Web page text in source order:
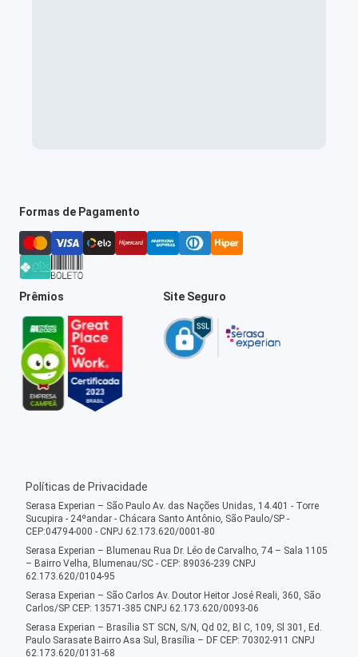
Formas de Pagamento
Prêmios Site Seguro
Políticas de Privacidade
Serasa Experian – São Paulo Av. das Nações Unidas, 14.401 - Torre
Sucupira - 24ºandar - Chácara Santo Antônio, São Paulo/SP -
CEP:04794-000 - CNPJ 62.173.620/0001-80
Serasa Experian – Blumenau Rua Dr. Léo de Carvalho, 74 – Sala 1105
– Bairro Velha, Blumenau/SC - CEP: 89036-239 CNPJ
62.173.620/0104-95
Serasa Experian – São Carlos Av. Doutor Heitor José Reali, 360, São
Carlos/SP CEP: 13571-385 CNPJ 62.173.620/0093-06
Serasa Experian – Brasília ST SCN, S/N, Qd 02, Bl C, 109, Sl 301, Ed.
Paulo Sarasate Bairro Asa Sul, Brasília – DF CEP: 70302-911 CNPJ
62.173.620/0131-68